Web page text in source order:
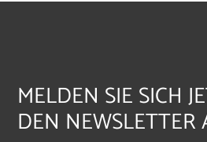
MELDEN SIE SICH
DEN NEWSLETTER